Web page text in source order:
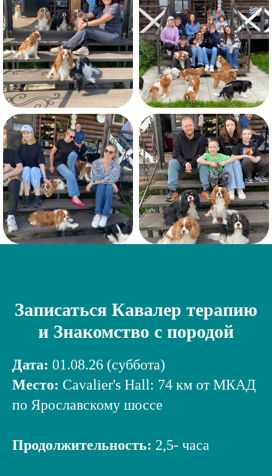
Записаться Кавалер терапию
и Знакомство с породой
Дата: 01.08.26 (суббота)
Место: Cavalier's Hall: 74 км от МКАД
по Ярославскому шоссе
Продолжительность: 2,5- часа